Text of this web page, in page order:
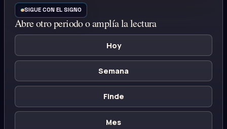
SIGUE CON EL SIGNO
Abre otro periodo o amplía la lectura
Hoy
Semana
Finde
Mes